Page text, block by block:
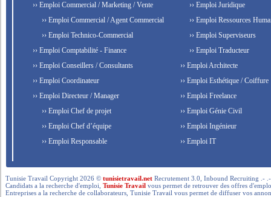
›› Emploi Commercial / Marketing / Vente
›› Emploi Commercial / Agent Commercial
›› Emploi Technico-Commercial
›› Emploi Comptabilité - Finance
›› Emploi Conseillers / Consultants
›› Emploi Coordinateur
›› Emploi Directeur / Manager
›› Emploi Chef de projet
›› Emploi Chef d’équipe
›› Emploi Responsable
›› Emploi Juridique
›› Emploi Ressources
›› Emploi Superviseurs
›› Emploi Traducteur
›› Emploi Architecte
›› Emploi Esthétique / Coiffure
›› Emploi Freelance
›› Emploi Génie Civil
›› Emploi Ingénieur
›› Emploi IT
Tunisie Travail Copyright 2026 ©tunisietravail.net Recrutement 3.0, Inbound Recruiting .-
Candidats a la recherche d'emploi,Tunisie Travail vous permet de retrouver des offres
Entreprises a la recherche de collaborateurs, Tunisie Travail vous permet de diffuser vos